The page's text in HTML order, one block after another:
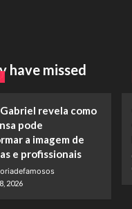
have missed
revela como
pode
a imagem de
e profissionais
2026